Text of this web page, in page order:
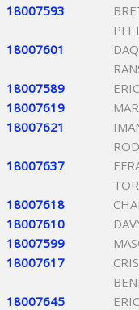
18007593
18007601
18007589
18007619
18007621
18007637
18007618
18007610
18007599
18007617
18007645